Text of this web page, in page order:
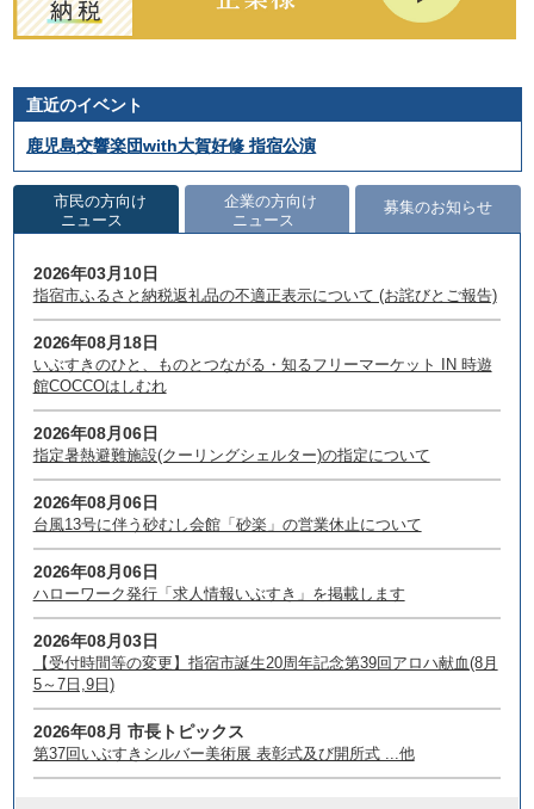
直近のイベント
鹿児島交響楽団with大賀好修 指宿公演
市民の方向け
ニュース
企業の方向け
ニュース
募集のお知らせ
2026年03月10日
指宿市ふるさと納税返礼品の不適正表示について (お詫びとご報告)
2026年08月18日
いぶすきのひと、ものとつながる・知るフリーマーケット IN 時遊
館COCCOはしむれ
2026年08月06日
指定暑熱避難施設(クーリングシェルター)の指定について
2026年08月06日
台風13号に伴う砂むし会館「砂楽」の営業休止について
2026年08月06日
ハローワーク発行「求人情報いぶすき」を掲載します
2026年08月03日
【受付時間等の変更】指宿市誕生20周年記念第39回アロハ献血(8月
5～7日,9日)
2026年08月 市長トピックス
第37回いぶすきシルバー美術展 表彰式及び開所式 ...他